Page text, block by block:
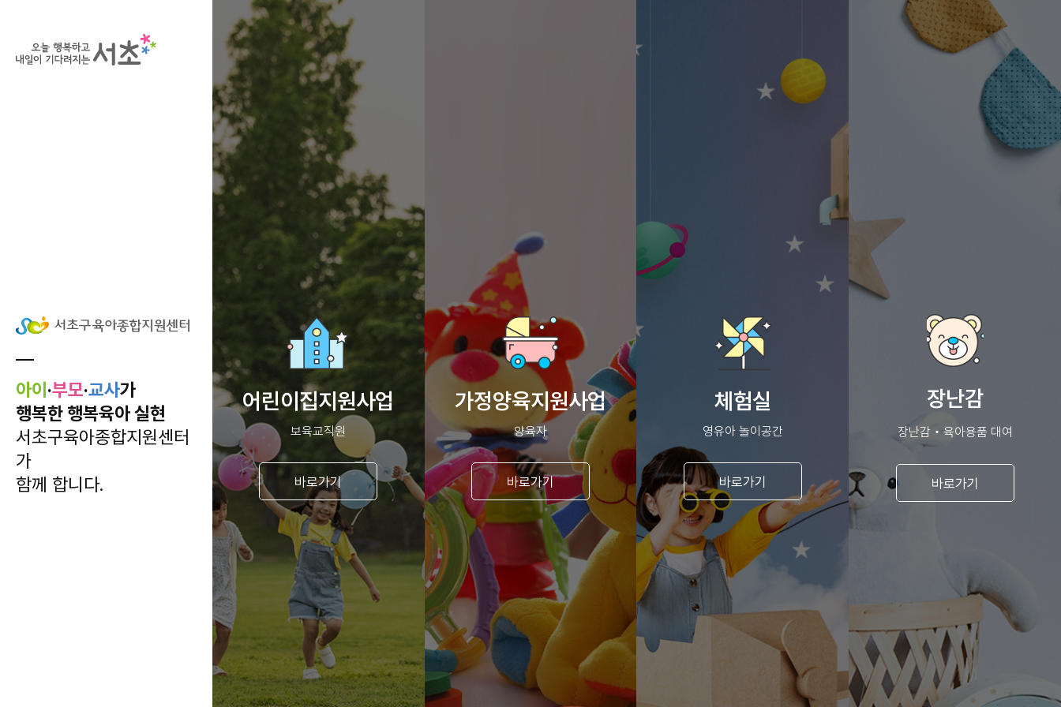
아이·부모·교사가
행복한 행복육아 실현
서초구육아종합지원센터
가
함께 합니다.
어린이집지원사업
보육교직원
바로가기
가정양육지원사업
양육자
바로가기
체험실
영유아 놀이공간
바로가기
장난감
장난감‧육아용품 대여
바로가기